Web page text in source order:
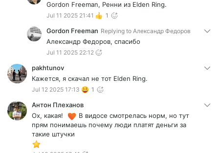
Gordon Freeman, Ренни из Elden Ring.
Jul 11 2025 21:41 1
Gordon Freeman Replying to Александр Федоров
Александр Федоров, спасибо
Jul 11 2025 22:12
pakhtunov
Кажется, я скачал не тот Elden Ring.
Jul 12 2025 17:13 1
Антон Плеханов
Ох, какая!
В видосе смотрелась норм, но тут
прям понимаешь почему люди платят деньги за
такие штучки